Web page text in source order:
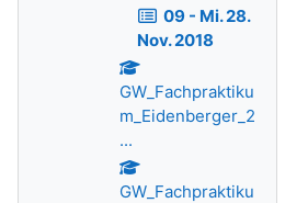
09 - Mi. 28.
Nov. 2018
GW_Fachpraktiku
m_Eidenberger_2
...
GW_Fachpraktiku